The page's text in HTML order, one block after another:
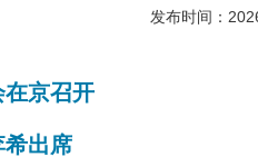
发布时间：
京召开
希出席